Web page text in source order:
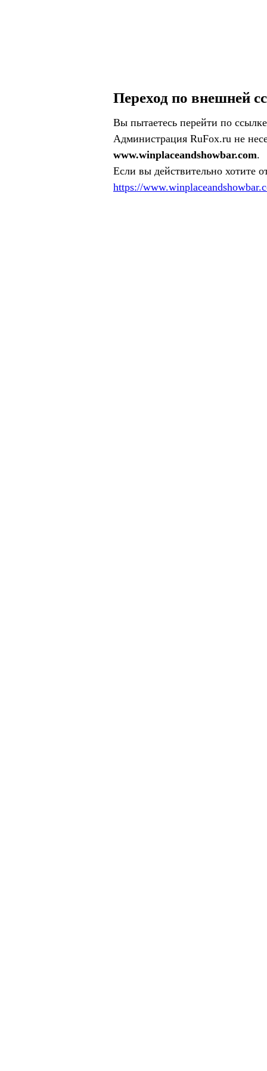
Переход по внешней
Вы пытаетесь перейти по
Администрация RuFox.ru не
www.winplaceandshowbar.com.
Если вы действительно хотите
https://